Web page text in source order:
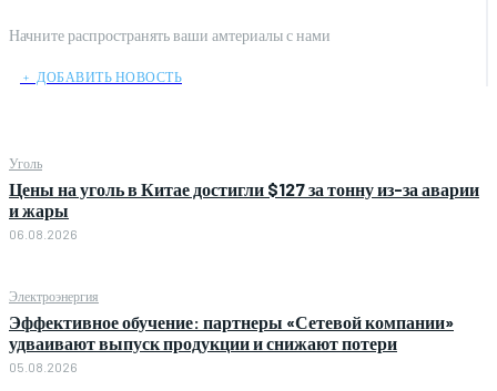
Начните распространять ваши амтериалы с нами
﹢ ДОБАВИТЬ НОВОСТЬ
Уголь
Цены на уголь в Китае достигли $127 за тонну из-за аварии
и жары
06.08.2026
Электроэнергия
Эффективное обучение: партнеры «Сетевой компании»
удваивают выпуск продукции и снижают потери
05.08.2026